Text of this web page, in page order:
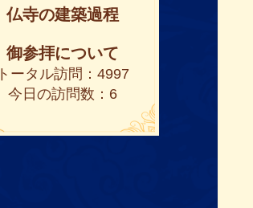
仏寺の建築過程
御参拝について
トータル訪問：4997
今日の訪問数：6